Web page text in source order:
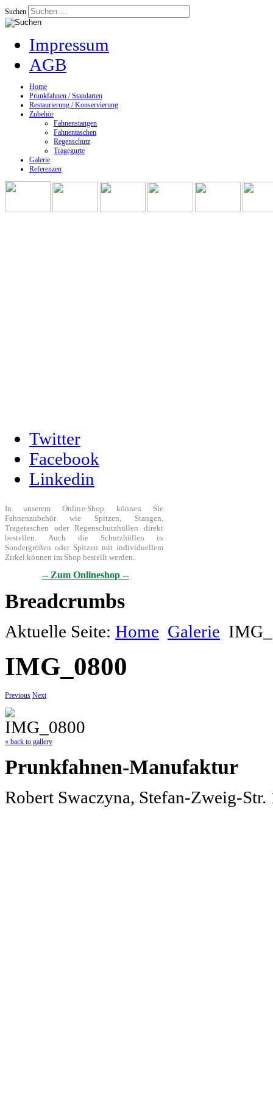
Suchen
Impressum
AGB
Home
Prunkfahnen / Standarten
Restaurierung / Konservierung
Zubehör
Fahnenstangen
Fahnentaschen
Regenschutz
Tragegurte
Galerie
Referenzen
Twitter
Facebook
Linkedin
In unserem Online-Shop können Sie
Fahnenzubehör wie Spitzen, Stangen,
Tragetaschen oder Regenschutzhüllen direkt
bestellen. Auch die Schutzhüllen in
Sondergrößen oder Spitzen mit individuellem
Zirkel können im Shop bestellt werden.
-- Zum Onlineshop --
Breadcrumbs
Aktuelle Seite: Home Galerie
IMG_0800
Previous Next
« back to gallery
Prunkfahnen-Manufaktur
Robert Swaczyna, Stefan-Zweig-